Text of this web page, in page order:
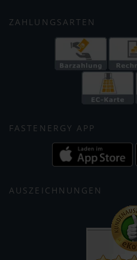
ZAHLUNGSARTEN
FASTENERGY APP
AUSZEICHNUNGEN